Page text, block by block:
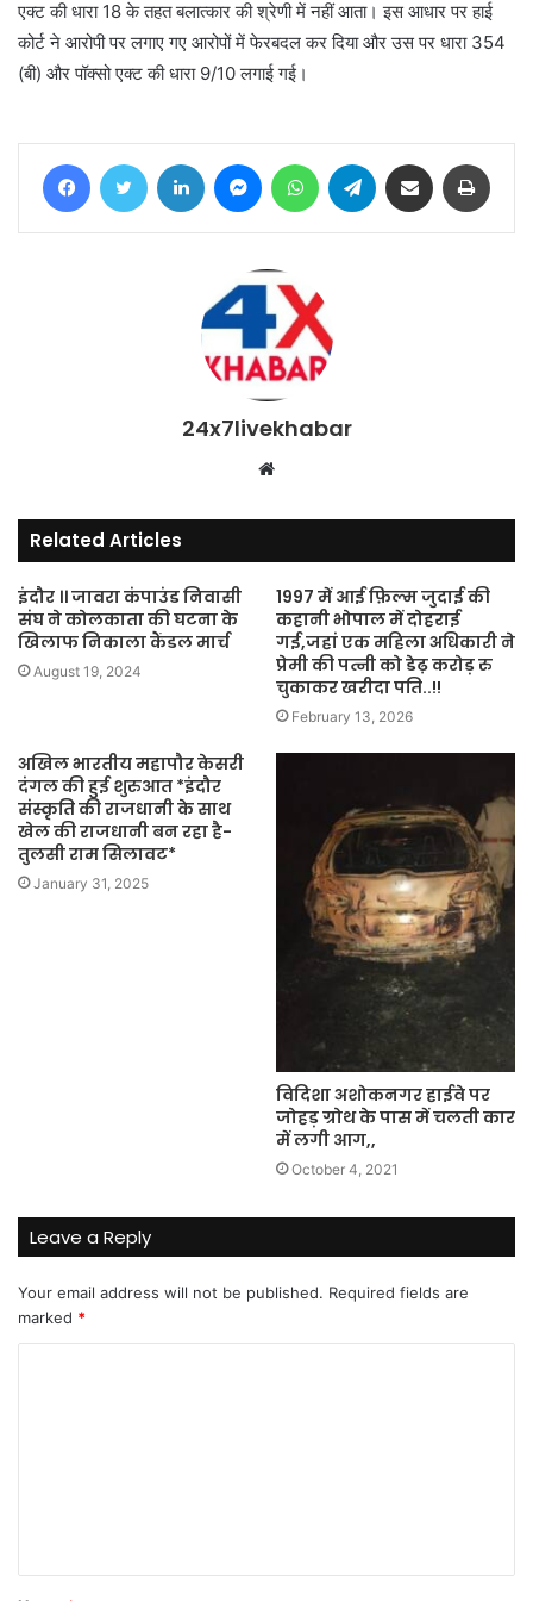
एक्ट की धारा 18 के तहत बलात्कार की श्रेणी में नहीं आता। इस आधार पर हाई
कोर्ट ने आरोपी पर लगाए गए आरोपों में फेरबदल कर दिया और उस पर धारा 354
(बी) और पॉक्सो एक्ट की धारा 9/10 लगाई गई।
FacebookTwitter LinkedIn MessengerWhatsAppTelegram Share via Email
24x7livekhabar
Website
Related Articles
इंदौर ।। जावरा कंपाउंड निवासी
संघ ने कोलकाता की घटना के
खिलाफ निकाला कैंडल मार्च
August 19, 2024
1997 में आई फ़िल्म जुदाई की
कहानी भोपाल में दोहराई
गई,जहां एक महिला अधिकारी ने
प्रेमी की पत्नी को डेढ़ करोड़ रु
चुकाकर खरीदा पति..!!
February 13, 2026
अखिल भारतीय महापौर केसरी
दंगल की हुई शुरुआत *इंदौर
संस्कृति की राजधानी के साथ
खेल की राजधानी बन रहा है-
तुलसी राम सिलावट*
January 31, 2025
विदिशा अशोकनगर हाईवे पर
जोहड़ ग्रोथ के पास में चलती कार
में लगी आग,,
October 4, 2021
Leave a Reply
Your email address will not be published. Required fields are
marked *
t